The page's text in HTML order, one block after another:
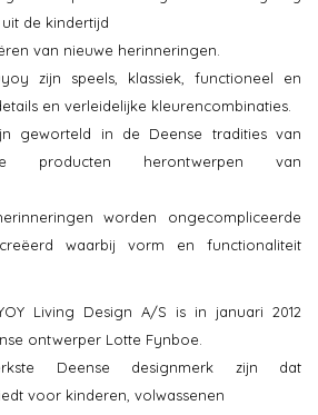
de kindertijd
van nieuwe herinneringen.
zijn speels, klassiek, functioneel en
en verleidelijke kleurencombinaties.
geworteld in de Deense tradities van
producten herontwerpen van
worden ongecompliceerde
waarbij vorm en functionaliteit
Living Design A/S is in januari 2012
ontwerper Lotte Fynboe.
Deense designmerk zijn dat
voor kinderen, volwassenen